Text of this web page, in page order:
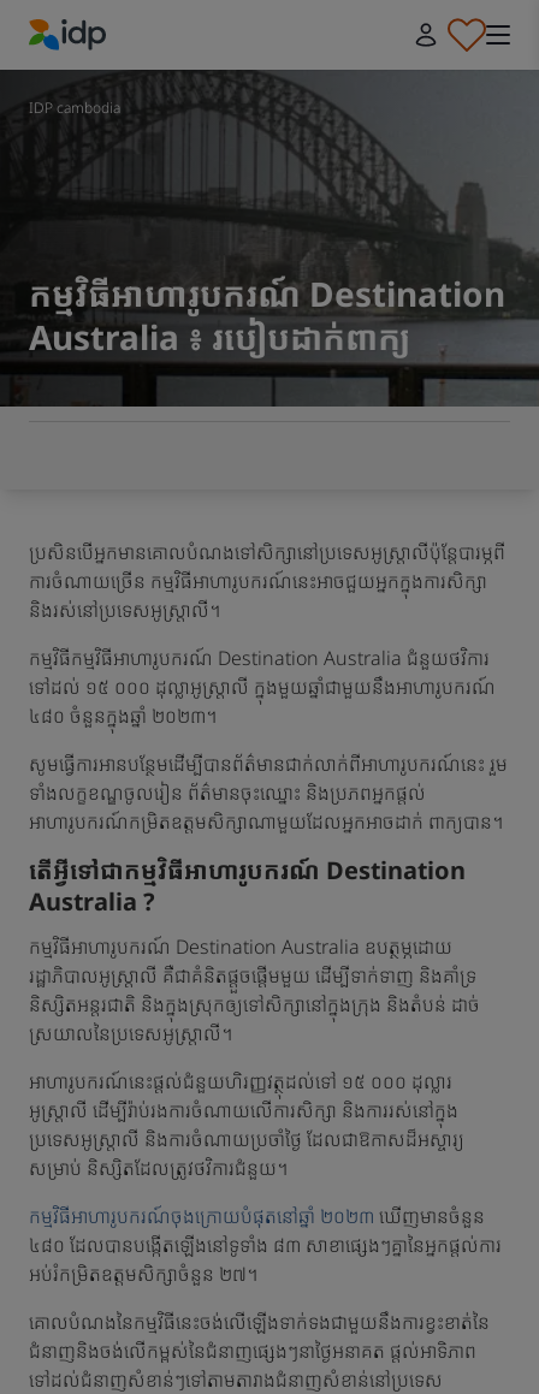
IDP Education
IDP cambodia
កម្មវិធីអាហារូបករណ៍ Destination
Australia ៖ របៀបដាក់ពាក្យ
ប្រសិនបើអ្នកមានគោលបំណងទៅសិក្សានៅប្រទេសអូស្ត្រាលីប៉ុន្តែបារម្ភពី
ការចំណាយច្រើន កម្មវិធីអាហារូបករណ៍នេះអាចជួយអ្នកក្នុងការសិក្សា
និងរស់នៅប្រទេសអូស្ត្រាលី។
កម្មវិធីកម្មវិធីអាហារូបករណ៍ Destination Australia ជំនួយថវិការ
ទៅដល់ ១៥ ០០០ ដុល្លាអូស្ត្រាលី ក្នុងមួយឆ្នាំជាមួយនឹងអាហារូបករណ៍
៤៨០ ចំនួនក្នុងឆ្នាំ ២០២៣។
សូមធ្វើការអានបន្ថែមដើម្បីបានព័ត៌មានជាក់លាក់ពីអាហារូបករណ៍នេះ រួម
ទាំងលក្ខខណ្ឌចូលរៀន ព័ត៌មានចុះឈ្នោះ និងប្រភពអ្នកផ្តល់
អាហារូបករណ៍កម្រិតឧត្តមសិក្សាណាមួយដែលអ្នកអាចដាក់ ពាក្យបាន។
តើអ្វីទៅជាកម្មវិធីអាហារូបករណ៍ Destination
Australia ?
កម្មវិធីអាហារូបករណ៍ Destination Australia ឧបត្ថម្ភដោយ
រដ្ឋាភិបាលអូស្ត្រាលី គឺជាគំនិតផ្តួចផ្តើមមួយ ដើម្បីទាក់ទាញ និងគាំទ្រ
និស្សិតអន្តរជាតិ និងក្នុងស្រុកឲ្យទៅសិក្សានៅក្នុងក្រុង និងតំបន់ ដាច់
ស្រយាលនៃប្រទេសអូស្ត្រាលី។
អាហារូបករណ៍នេះផ្តល់ជំនួយហិរញ្ញវត្ថុដល់ទៅ ១៥ ០០០ ដុល្លារ
អូស្ត្រាលី ដើម្បីរ៉ាប់រងការចំណាយលើការសិក្សា និងការរស់នៅក្នុង
ប្រទេសអូស្ត្រាលី និងការចំណាយប្រចាំថ្ងៃ ដែលជាឱកាសដ៏អស្ចារ្យ
សម្រាប់ និស្សិតដែលត្រូវថវិការជំនួយ។
កម្មវិធីអាហារូបករណ៍ចុងក្រោយបំផុតនៅឆ្នាំ ២០២៣ ឃើញមានចំនួន
៤៨០ ដែលបានបង្កើតឡើងនៅទូទាំង ៨៣ សាខាផ្សេងៗគ្នានៃអ្នកផ្តល់ការ
អប់រំកម្រិតឧត្តមសិក្សាចំនួន ២៧។
គោលបំណងនៃកម្មវិធីនេះចង់លើឡើងទាក់ទងជាមួយនឹងការខ្វះខាត់នៃ
ជំនាញនិងចង់លើកម្ពស់នៃជំនាញផ្សេងៗនាថ្ងៃអនាគត ផ្តល់អាទិភាព
ទៅដល់ជំនាញសំខាន់ៗទៅតាមតារាងជំនាញសំខាន់នៅប្រទេស